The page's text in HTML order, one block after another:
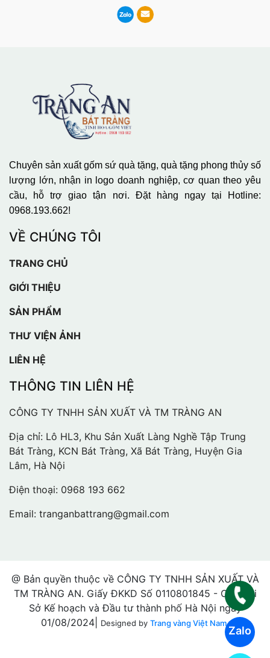
Zalo
Chuyên sản xuất gốm sứ quà tặng, quà tặng phong thủy số
lượng lớn, nhận in logo doanh nghiệp, cơ quan theo yêu
cầu, hỗ trợ giao tận nơi. Đặt hàng ngay tại Hotline:
0968.193.662!
VỀ CHÚNG TÔI
TRANG CHỦ
GIỚI THIỆU
SẢN PHẨM
THƯ VIỆN ẢNH
LIÊN HỆ
THÔNG TIN LIÊN HỆ
CÔNG TY TNHH SẢN XUẤT VÀ TM TRÀNG AN
Địa chỉ: Lô HL3, Khu Sản Xuất Làng Nghề Tập Trung
Bát Tràng, KCN Bát Tràng, Xã Bát Tràng, Huyện Gia
Lâm, Hà Nội
Điện thoại: 0968 193 662
Email: tranganbattrang@gmail.com
@ Bản quyền thuộc về CÔNG TY TNHH SẢN XUẤT VÀ
TM TRÀNG AN. Giấy ĐKKD Số 0110801845 - Cấp bởi
Sở Kế hoạch và Đầu tư thành phố Hà Nội ngày
01/08/2024|
Designed by Trang vàng Việt Nam.